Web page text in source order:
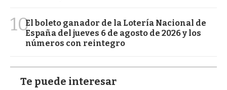
10El boleto ganador de la Lotería Nacional de
España del jueves 6 de agosto de 2026 y los
números con reintegro
Te puede interesar